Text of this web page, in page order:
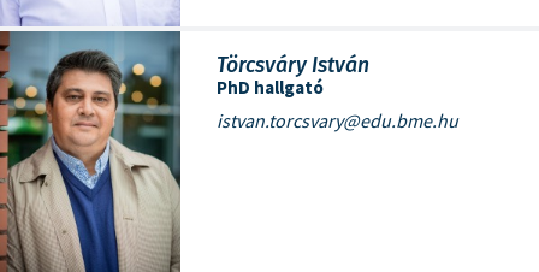
Törcsváry István
PhD hallgató
istvan.torcsvary@edu.bme.hu